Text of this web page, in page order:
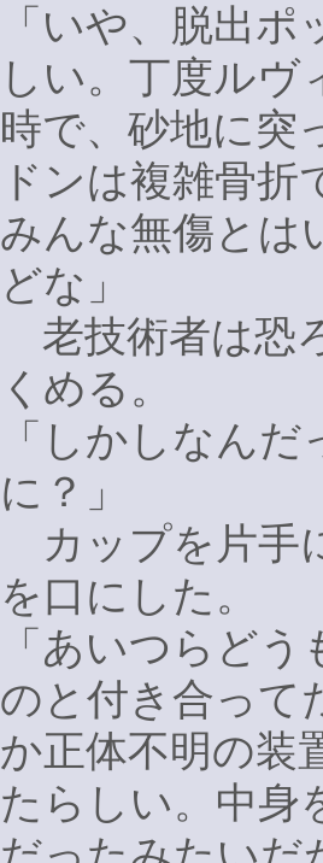
「いや、脱出
しい。丁度ルヴ
時で、砂地に突
ドンは複雑骨
みんな無傷とは
どな」
老技術者は恐
くめる。
「しかしなん
に？」
カップを片手
を口にした。
「あいつらど
のと付き合って
か正体不明の装
たらしい。中身